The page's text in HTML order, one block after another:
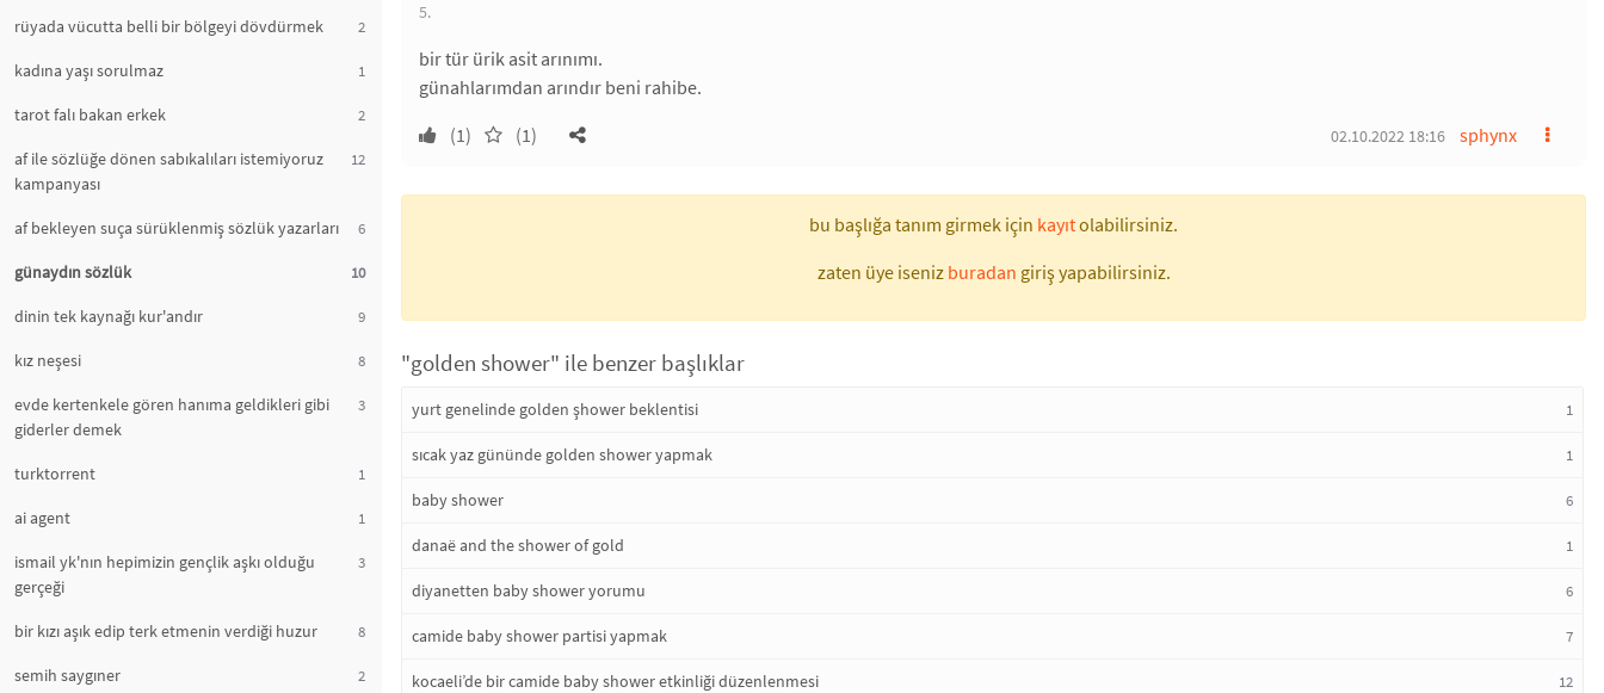
rüyada vücutta belli bir bölgeyi dövdürmek 2
kadına yaşı sorulmaz 1
tarot falı bakan erkek 2
af ile sözlüğe dönen sabıkalıları istemiyoruz
kampanyası
12
af bekleyen suça sürüklenmiş sözlük yazarları 6
günaydın sözlük 10
dinin tek kaynağı kur'andır 9
kız neşesi 8
evde kertenkele gören hanıma geldikleri gibi
giderler demek
3
turktorrent 1
ai agent 1
ismail yk'nın hepimizin gençlik aşkı olduğu
gerçeği
3
bir kızı aşık edip terk etmenin verdiği huzur 8
semih saygıner 2
5.
bir tür ürik asit arınımı.
günahlarımdan arındır beni rahibe.
(1)
(1) sphynx
02.10.2022 18:16
bu başlığa tanım girmek için kayıtolabilirsiniz.
zaten üye iseniz buradan giriş yapabilirsiniz.
"golden shower" ile benzer başlıklar
yurt genelinde golden şhower beklentisi 1
sıcak yaz gününde golden shower yapmak 1
baby shower 6
danaë and the shower of gold 1
diyanetten baby shower yorumu 6
camide baby shower partisi yapmak 7
kocaeli’de bir camide baby shower etkinliği düzenlenmesi 12